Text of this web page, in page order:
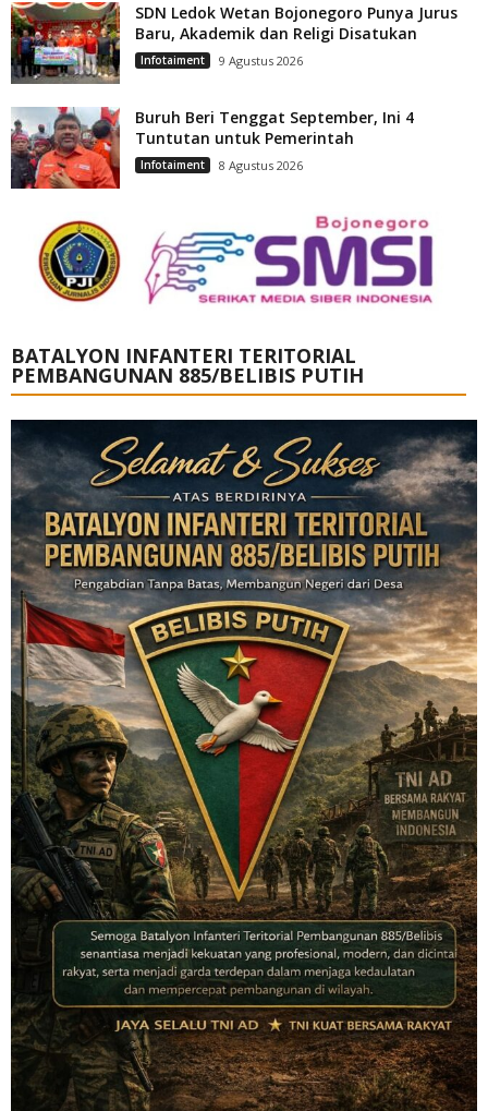
SDN Ledok Wetan Bojonegoro Punya Jurus
Baru, Akademik dan Religi Disatukan
Infotaiment 9 Agustus 2026
Buruh Beri Tenggat September, Ini 4
Tuntutan untuk Pemerintah
Infotaiment 8 Agustus 2026
BATALYON INFANTERI TERITORIAL
PEMBANGUNAN 885/BELIBIS PUTIH